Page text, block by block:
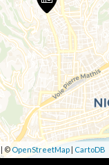
| ©OpenStreetMap | CartoDB